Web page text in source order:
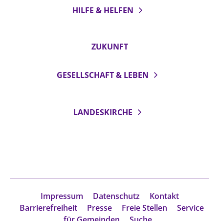
HILFE & HELFEN
ZUKUNFT
GESELLSCHAFT & LEBEN
LANDESKIRCHE
Impressum Datenschutz
Kontakt
Barrierefreiheit
Presse Freie Stellen
Service